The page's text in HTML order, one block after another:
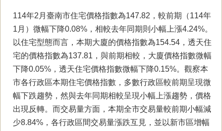
114年2月臺南市住宅價格指數為147.82，較前期（114年
1月）微幅下降0.08%，相較去年同期則小幅上漲4.24%。
以住宅型態而言，本期大廈的價格指數為154.54，透天住
宅的價格指數為137.81，與前期相較，大廈價格指數微幅
下降0.05%，透天住宅價格指數微幅下降0.15%。觀察本
市各行政區本期住宅價格指數，多數行政區較前期呈現微
幅下跌趨勢，然與去年同期相較呈現小幅上漲趨勢，價格
出現反轉。而交易量方面，本期全市交易量較前期小幅減
少8.84%，各行政區間交易量漲跌互見，並以新市區增幅